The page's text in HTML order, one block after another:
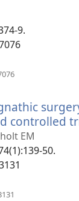
9.
окне)
controlled
EM
50.